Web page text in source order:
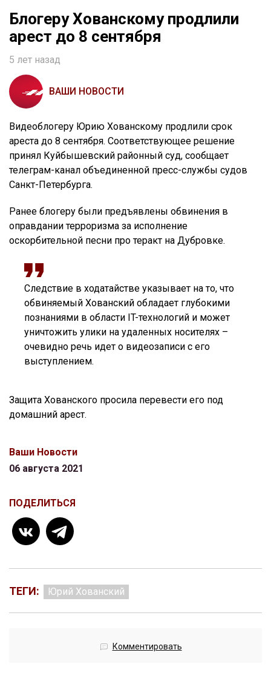
Блогеру Хованскому продлили
арест до 8 сентября
5 лет назад
ВАШИ НОВОСТИ
Видеоблогеру Юрию Хованскому продлили срок
ареста до 8 сентября. Соответствующее решение
принял Куйбышевский районный суд, сообщает
телеграм-канал объединенной пресс-службы судов
Санкт-Петербурга.
Ранее блогеру были предъявлены обвинения в
оправдании терроризма за исполнение
оскорбительной песни про теракт на Дубровке.
Следствие в ходатайстве указывает на то, что
обвиняемый Хованский обладает глубокими
познаниями в области IT-технологий и может
уничтожить улики на удаленных носителях –
очевидно речь идет о видеозаписи с его
выступлением.
Защита Хованского просила перевести его под
домашний арест.
Ваши Новости
06 августа 2021
ПОДЕЛИТЬСЯ
ТЕГИ: Юрий Хованский
Комментировать